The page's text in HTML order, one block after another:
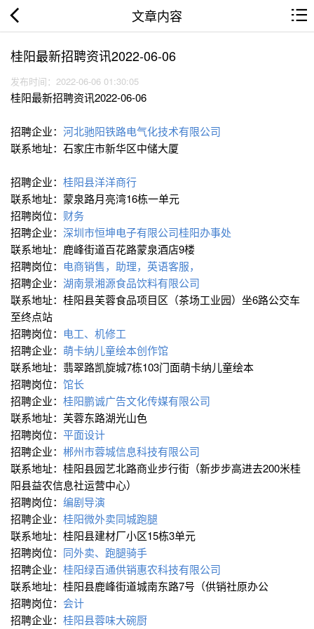
文章内容
桂阳最新招聘资讯2022-06-06
发布时间：2022-06-06 01:30:05
桂阳最新招聘资讯2022-06-06
招聘企业： 河北驰阳铁路电气化技术有限公司
联系地址：石家庄市新华区中储大厦
招聘企业： 桂阳县洋洋商行
联系地址：蒙泉路月亮湾16栋一单元
招聘岗位： 财务
招聘企业： 深圳市恒坤电子有限公司桂阳办事处
联系地址：鹿峰街道百花路蒙泉酒店9楼
招聘岗位： 电商销售，助理，英语客服，
招聘企业： 湖南景湘源食品饮料有限公司
联系地址：桂阳县芙蓉食品项目区（茶场工业园）坐6路公交车
至终点站
招聘岗位： 电工、机修工
招聘企业： 萌卡纳儿童绘本创作馆
联系地址：翡翠路凯旋城7栋103门面萌卡纳儿童绘本
招聘岗位： 馆长
招聘企业： 桂阳鹏诚广告文化传媒有限公司
联系地址：芙蓉东路湖光山色
招聘岗位： 平面设计
招聘企业： 郴州市蓉城信息科技有限公司
联系地址：桂阳县园艺北路商业步行街（新步步高进去200米桂
阳县益农信息社运营中心）
招聘岗位： 编剧导演
招聘企业： 桂阳微外卖同城跑腿
联系地址：桂阳县建材厂小区15栋3单元
招聘岗位： 同外卖、跑腿骑手
招聘企业： 桂阳绿百通供销惠农科技有限公司
联系地址：桂阳县鹿峰街道城南东路7号（供销社原办公
招聘岗位： 会计
招聘企业： 桂阳县蓉味大碗厨